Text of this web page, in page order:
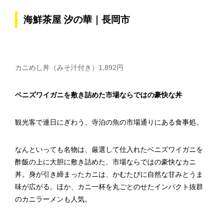
海鮮茶屋 汐の華｜長岡市
カニめし丼（みそ汁付き）1,892円
ベニズワイガニを敷き詰めた市場ならではの豪快な丼
観光客で連日にぎわう、寺泊の魚の市場通りにある食事処。
なんといっても名物は、厳選して仕入れたベニズワイガニを
酢飯の上に大胆に敷き詰めた、市場ならではの豪快なカニ
丼。身が引き締まったカニは、かむたびに自然な甘みとうま
味が広がる。ほか、カニ一杯を丸ごとのせたインパクト抜群
のカニラーメンも人気。